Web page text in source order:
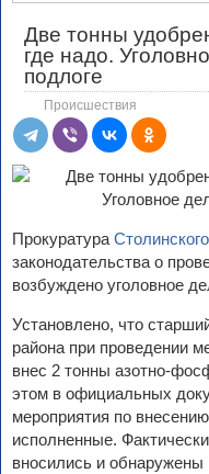
Две тонны
где надо.
подлоге
Происшествия
Прокуратура Столинского
законодательства о
возбуждено уголовное
Установлено, что
района при проведении
внес 2 тонны азотно-
этом в официальных
мероприятия по
исполненные.
вносились и обнаружены